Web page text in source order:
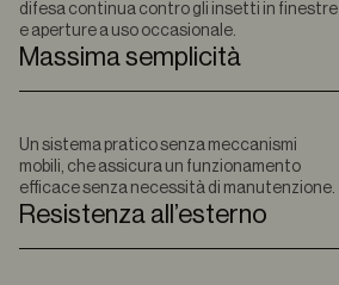
difesa continua contro gli insetti in finestre
e aperture a uso occasionale.
Massima semplicità
Un sistema pratico senza meccanismi
mobili, che assicura un funzionamento
efficace senza necessità di manutenzione.
Resistenza all’esterno